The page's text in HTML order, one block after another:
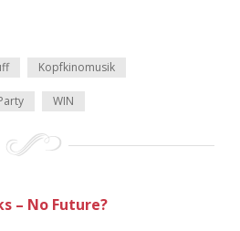
Kopfkinomusik
WIN
– No Future?